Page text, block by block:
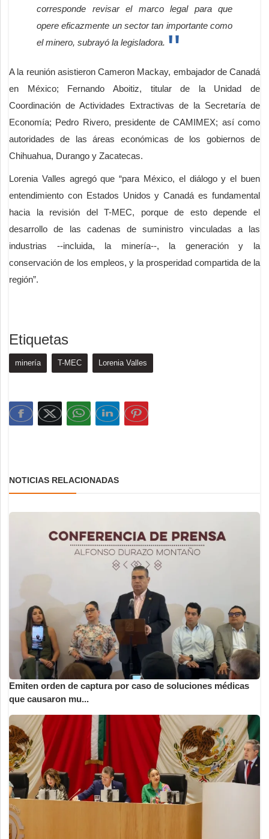
corresponde revisar el marco legal para que
opere eficazmente un sector tan importante como
el minero, subrayó la legisladora.
A la reunión asistieron Cameron Mackay, embajador de Canadá
en México; Fernando Aboitiz, titular de la Unidad de
Coordinación de Actividades Extractivas de la Secretaría de
Economía; Pedro Rivero, presidente de CAMIMEX; así como
autoridades de las áreas económicas de los gobiernos de
Chihuahua, Durango y Zacatecas.
Lorenia Valles agregó que “para México, el diálogo y el buen
entendimiento con Estados Unidos y Canadá es fundamental
hacia la revisión del T-MEC, porque de esto depende el
desarrollo de las cadenas de suministro vinculadas a las
industrias --incluida, la minería--, la generación y la
conservación de los empleos, y la prosperidad compartida de la
región”.
Etiquetas
minería T-MEC Lorenia Valles
NOTICIAS RELACIONADAS
Emiten orden de captura por caso de soluciones médicas
que causaron mu...